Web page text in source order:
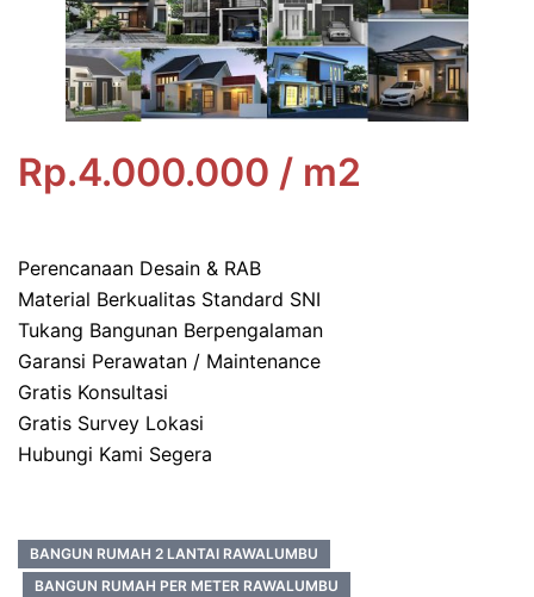
Rp.4.000.000 / m2
Perencanaan Desain & RAB
Material Berkualitas Standard SNI
Tukang Bangunan Berpengalaman
Garansi Perawatan / Maintenance
Gratis Konsultasi
Gratis Survey Lokasi
Hubungi Kami Segera
BANGUN RUMAH 2 LANTAI RAWALUMBU
BANGUN RUMAH PER METER RAWALUMBU